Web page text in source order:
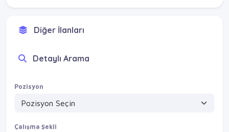
Diğer İlanları
Detaylı Arama
Pozisyon
Çalışma Şekli